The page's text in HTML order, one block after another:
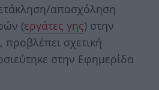
απασχόληση
(εργάτες γης) στην
προβλέπει σχετική
στην Εφημερίδα